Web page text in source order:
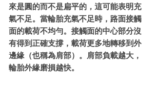
來是圓的而不是扁平的，這可能表明充
氣不足。當輪胎充氣不足時，路面接觸
面的載荷不均勻。接觸面的中心部分沒
有得到正確支撐，載荷更多地轉移到外
邊緣（也稱為肩部）。肩部負載越大，
輪胎外緣磨損越快。